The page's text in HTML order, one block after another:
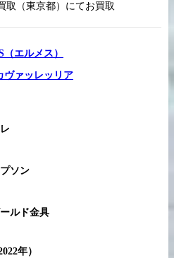
取 （東京都）にてお買取
（エルメス ）
ヴァッレッリア
ソン
ルド金具
年）